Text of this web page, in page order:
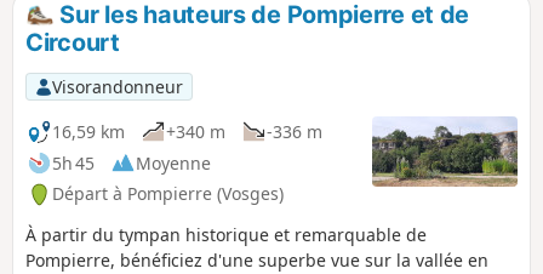
p
Sur les hauteurs de Pompierre et de
Circourt
Visorandonneur
16,59 km
+340 m
-336 m
5h 45
Moyenne
Départ à Pompierre (Vosges)
À partir du tympan historique et remarquable de
Pompierre, bénéficiez d'une superbe vue sur la vallée en